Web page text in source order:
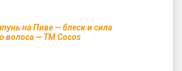
на Пиве — блеск и сила
волоса — ТМ Cocos